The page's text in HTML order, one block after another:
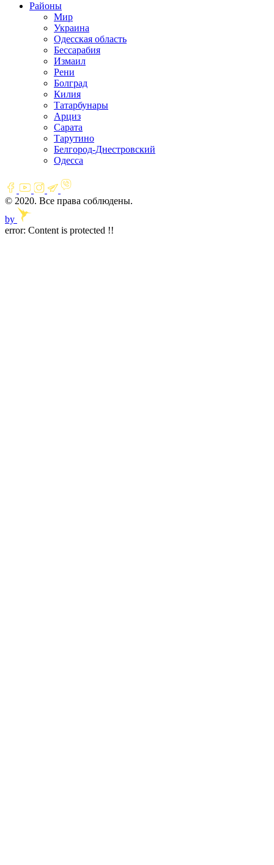
Районы
Мир
Украина
Одесская область
Бессарабия
Измаил
Рени
Болград
Килия
Татарбунары
Арциз
Сарата
Тарутино
Белгород-Днестровский
Одесса
© 2020. Все права соблюдены.
by
error: Content is protected !!